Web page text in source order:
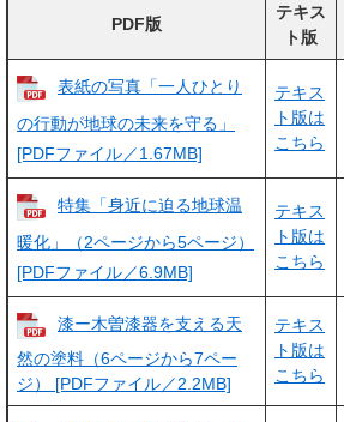
PDF版
テキス
ト版
表紙の写真「一人ひとり
の行動が地球の未来を守る」
[PDFファイル／1.67MB]
テキス
ト版は
こちら
特集「身近に迫る地球温
暖化」（2ページから5ページ）
[PDFファイル／6.9MB]
テキス
ト版は
こちら
漆ー木曽漆器を支える天
然の塗料（6ページから7ペー
ジ） [PDFファイル／2.2MB]
テキス
ト版は
こちら